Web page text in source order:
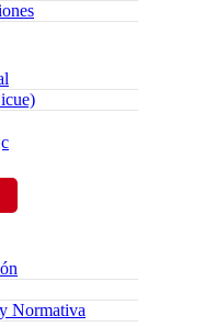
Normativa